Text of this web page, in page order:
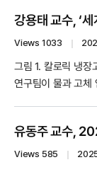
축하드립니다. 사진
기술은 인체 촉각의
Views 1033 ｜
그림 1. 칼로릭 냉장
연구팀이 물과 고체
강용태 교수, 주저
고려대학교 에너지
Views 585 ｜